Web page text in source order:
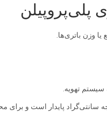
پلی‌پروپیلن
یا وزن باتری‌ها.
سیستم تهویه.